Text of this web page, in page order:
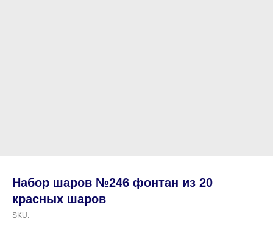
Набор шаров №246 фонтан из 20
красных шаров
SKU: